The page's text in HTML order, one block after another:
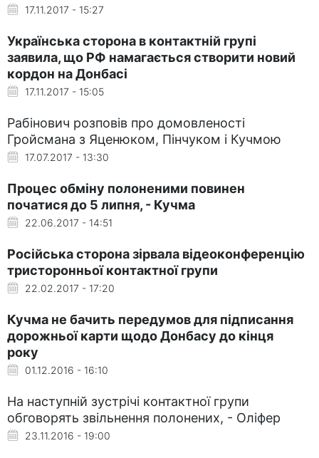
17.11.2017 - 15:27
Українська сторона в контактній групі
заявила, що РФ намагається створити новий
кордон на Донбасі
17.11.2017 - 15:05
Рабінович розповів про домовленості
Гройсмана з Яценюком, Пінчуком і Кучмою
17.07.2017 - 13:30
Процес обміну полоненими повинен
початися до 5 липня, - Кучма
22.06.2017 - 14:51
Російська сторона зірвала відеоконференцію
тристоронньої контактної групи
22.02.2017 - 17:20
Кучма не бачить передумов для підписання
дорожньої карти щодо Донбасу до кінця
року
01.12.2016 - 16:10
На наступній зустрічі контактної групи
обговорять звільнення полонених, - Оліфер
23.11.2016 - 19:00